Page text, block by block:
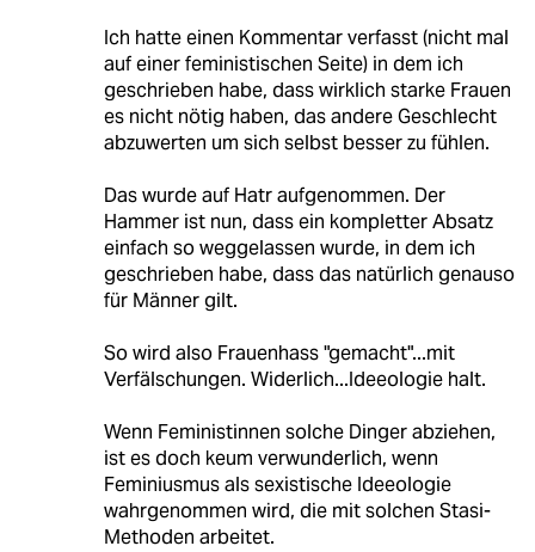
Ich hatte einen Kommentar verfasst (nicht mal
auf einer feministischen Seite) in dem ich
geschrieben habe, dass wirklich starke Frauen
es nicht nötig haben, das andere Geschlecht
abzuwerten um sich selbst besser zu fühlen.
Das wurde auf Hatr aufgenommen. Der
Hammer ist nun, dass ein kompletter Absatz
einfach so weggelassen wurde, in dem ich
geschrieben habe, dass das natürlich genauso
für Männer gilt.
So wird also Frauenhass "gemacht"...mit
Verfälschungen. Widerlich...Ideeologie halt.
Wenn Feministinnen solche Dinger abziehen,
ist es doch keum verwunderlich, wenn
Feminiusmus als sexistische Ideeologie
wahrgenommen wird, die mit solchen Stasi-
Methoden arbeitet.